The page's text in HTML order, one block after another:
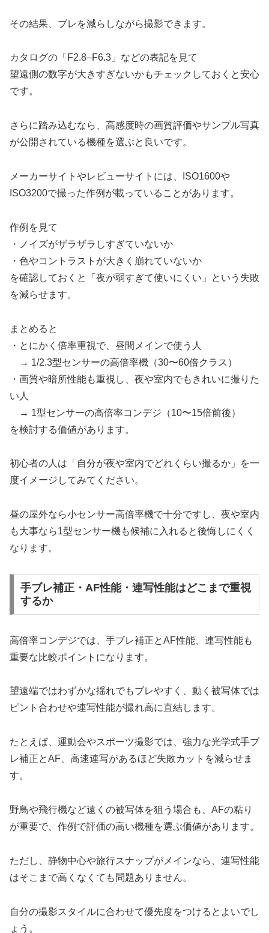
その結果、ブレを減らしながら撮影できます。
カタログの「F2.8–F6.3」などの表記を見て
望遠側の数字が大きすぎないかもチェックしておくと安心
です。
さらに踏み込むなら、高感度時の画質評価やサンプル写真
が公開されている機種を選ぶと良いです。
メーカーサイトやレビューサイトには、ISO1600や
ISO3200で撮った作例が載っていることがあります。
作例を見て
・ノイズがザラザラしすぎていないか
・色やコントラストが大きく崩れていないか
を確認しておくと「夜が弱すぎて使いにくい」という失敗
を減らせます。
まとめると
・とにかく倍率重視で、昼間メインで使う人
→ 1/2.3型センサーの高倍率機（30〜60倍クラス）
・画質や暗所性能も重視し、夜や室内でもきれいに撮りた
い人
→ 1型センサーの高倍率コンデジ（10〜15倍前後）
を検討する価値があります。
初心者の人は「自分が夜や室内でどれくらい撮るか」を一
度イメージしてみてください。
昼の屋外なら小センサー高倍率機で十分ですし、夜や室内
も大事なら1型センサー機も候補に入れると後悔しにくく
なります。
手ブレ補正・AF性能・連写性能はどこまで重視
するか
高倍率コンデジでは、手ブレ補正とAF性能、連写性能も
重要な比較ポイントになります。
望遠端ではわずかな揺れでもブレやすく、動く被写体では
ピント合わせや連写性能が撮れ高に直結します。
たとえば、運動会やスポーツ撮影では、強力な光学式手ブ
レ補正とAF、高速連写があるほど失敗カットを減らせま
す。
野鳥や飛行機など遠くの被写体を狙う場合も、AFの粘り
が重要で、作例で評価の高い機種を選ぶ価値があります。
ただし、静物中心や旅行スナップがメインなら、連写性能
はそこまで高くなくても問題ありません。
自分の撮影スタイルに合わせて優先度をつけるとよいでし
ょう。